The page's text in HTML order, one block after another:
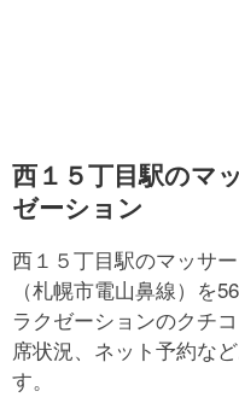
西１５丁目駅のマ
ゼーション
西１５丁目駅のマッサ
（札幌市電山鼻線）を
ラクゼーションのクチ
席状況、ネット予約な
す。